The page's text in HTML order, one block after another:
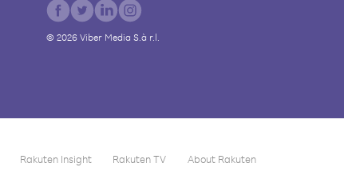
© 2026 Viber Media S.à r.l.
Rakuten Insight Rakuten TV About Rakuten